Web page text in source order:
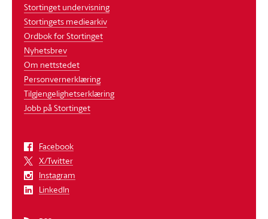
Stortinget undervisning
Stortingets mediearkiv
Ordbok for Stortinget
Nyhetsbrev
Om nettstedet
Personvernerklæring
Tilgjengelighetserklæring
Jobb på Stortinget
Facebook
X/Twitter
Instagram
LinkedIn